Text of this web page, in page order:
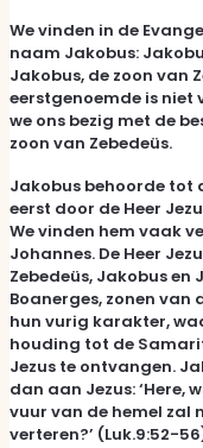
We vinden in de
naam Jakobus:
Jakobus, de zoon van
eerstgenoemde is niet
we ons bezig met de
zoon van Zebedeüs.
Jakobus behoorde tot
eerst door de Heer
We vinden hem vaak
Johannes. De Heer
Zebedeüs, Jakobus
Boanerges, zonen van
hun vurig karakter,
houding tot de
Jezus te ontvangen.
dan aan Jezus: ‘Here,
vuur van de hemel zal
verteren?’ (Luk.9:52-